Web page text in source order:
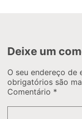
Deixe um
O seu endereço de
obrigatórios são
Comentário *